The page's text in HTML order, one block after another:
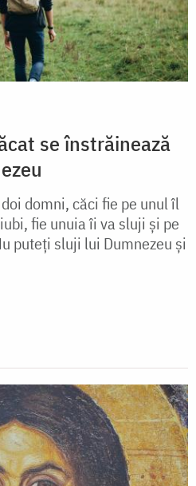
se înstrăinează
domni, căci fie pe unul îl
fie unuia îi va sluji și pe
puteți sluji lui Dumnezeu și